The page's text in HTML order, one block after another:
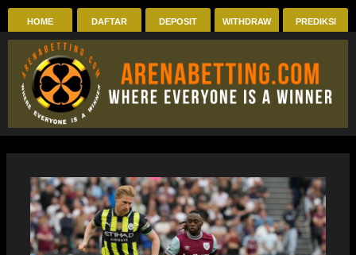
Skip
to
content
HOME DAFTAR DEPOSIT WITHDRAW PREDIKSI